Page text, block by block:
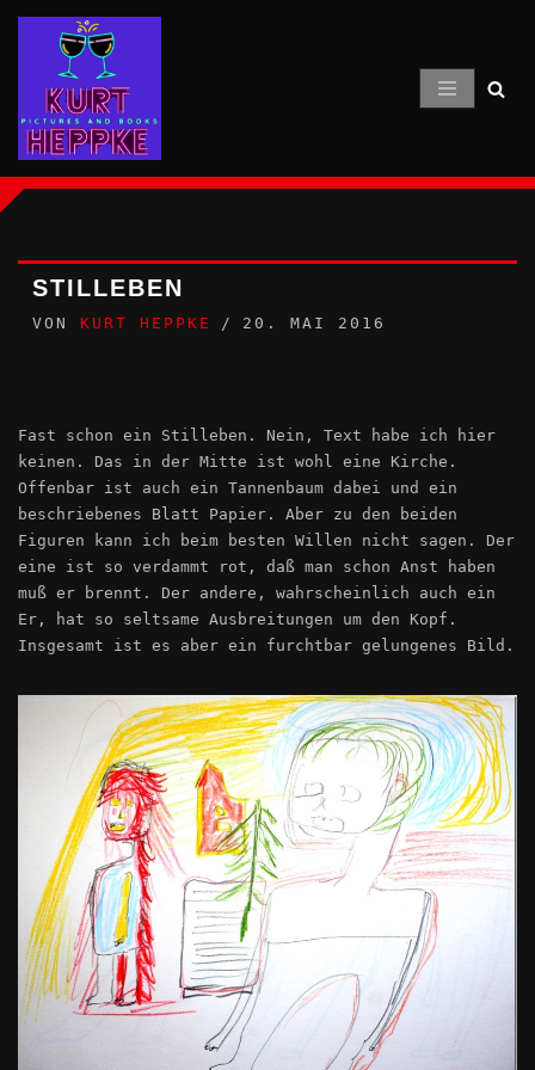
Inhalt
springen
STILLEBEN
VON KURT HEPPKE 20. MAI 2016
Fast schon ein Stilleben. Nein, Text habe ich hier
keinen. Das in der Mitte ist wohl eine Kirche.
Offenbar ist auch ein Tannenbaum dabei und ein
beschriebenes Blatt Papier. Aber zu den beiden
Figuren kann ich beim besten Willen nicht sagen. Der
eine ist so verdammt rot, daß man schon Anst haben
muß er brennt. Der andere, wahrscheinlich auch ein
Er, hat so seltsame Ausbreitungen um den Kopf.
Insgesamt ist es aber ein furchtbar gelungenes Bild.